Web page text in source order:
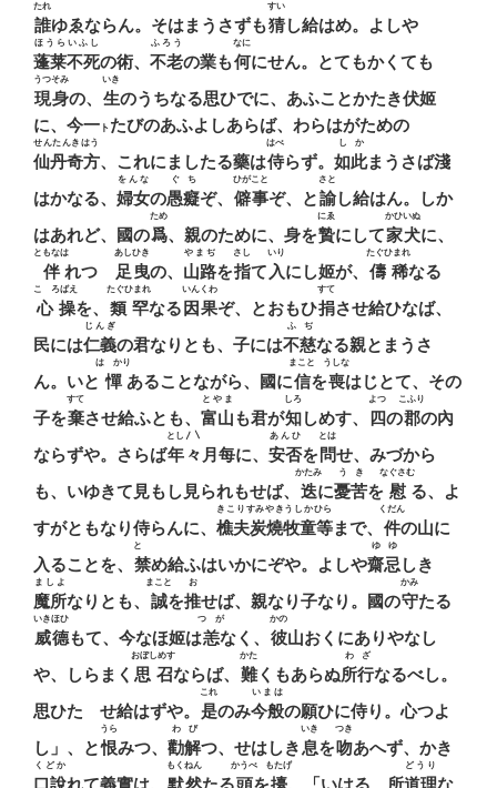
誰
たれ
ゆゑならん。そはまうさずも猜
すい
し給はめ。よしや
蓬莱不死
ほうらいふし
の術、 不老
ふろう
の業も何
なに
にせん。とてもかくても
現身
うつそみ
の、 生
いき
のうちなる思ひでに、あふことかたき伏姬
に、今一 トたびのあふよしあらば、わらはがための
仙丹奇方
せんたんきはう
、これにましたる藥は侍
はべ
らず。 如此
しか
まうさば淺
はかなる、 婦女
をんな
の愚癡
ぐち
ぞ、 僻事
ひがこと
ぞ、と諭
さと
し給はん。しか
はあれど、國の爲
ため
、親のために、身を贄
にゑ
にして家犬
かひいぬ
に、
伴
ともなは
れつゝ 足曳
あしひき
の、 山路
やまぢ
を指
さし
て入
いり
にし姬が、 儔稀
たぐひまれ
なる
心操
こゝろばえ
を、 類罕
たぐひまれ
なる因果
いんくわ
ぞ、とおもひ捐
すて
させ給ひなば、
民には仁義
じんぎ
の君なりとも、子には不慈
ふぢ
なる親とまうさ
ん。いと 憚
はゞかり
あることながら、國に信
まこと
を喪
うしな
はじとて、その
子を棄
すて
させ給ふとも、 富山
とやま
も君が知
しろ
しめす、 四
よつ
の郡
こふり
の內
ならずや。さらば年々
とし〳〵
月每に、 安否
あんひ
を問
とは
せ、みづから
も、いゆきて見もし見られもせば、 迭
かたみ
に憂苦
うき
を 慰
なぐさむ
る、よ
すがともなり侍らんに、 樵夫炭燒牧童等
きこりすみやきうしかひら
まで、 件
くだん
の山に
入ることを、 禁
とゞ
め給ふはいかにぞや。よしや齋忌
ゆゆ
しき
魔所
ましよ
なりとも、 誠
まこと
を推
お
せば、親なり子なり。國の守
かみ
たる
威德
いきほひ
もて、今なほ姬は恙
つゝが
なく、 彼
かの
山おくにありやなし
や、しらまく 思召
おぼしめす
ならば、 難
かた
くもあらぬ所行
わざ
なるべし。
思ひたゝせ給はずや。 是
これ
のみ今般
いまは
の願ひに侍り。心つよ
し」、と恨
うら
みつ、 勸解
わび
つ、せはしき息
いき
を吻
つき
あへず、かき
くどか もくねん かうべ もたげ どうり